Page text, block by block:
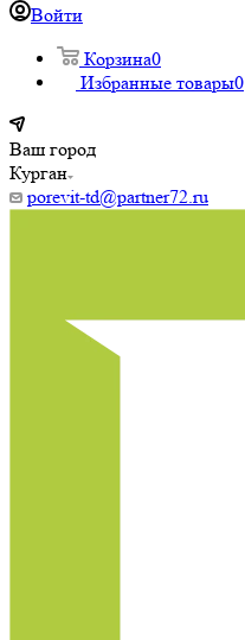
Войти
Корзина0
Избранные товары0
Ваш город
Курган
porevit-td@partner72.ru